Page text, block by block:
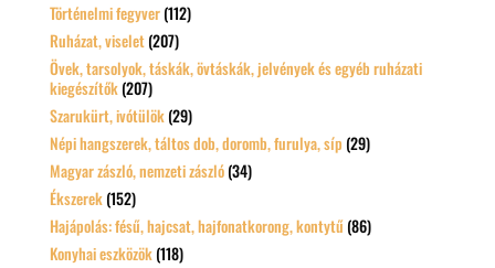
Történelmi fegyver (112)
Ruházat, viselet (207)
Övek, tarsolyok, táskák, övtáskák, jelvények és egyéb ruházati
kiegészítők (207)
Szarukürt, ivótülök (29)
Népi hangszerek, táltos dob, doromb, furulya, síp (29)
Magyar zászló, nemzeti zászló (34)
Ékszerek (152)
Hajápolás: fésű, hajcsat, hajfonatkorong, kontytű (86)
Konyhai eszközök (118)